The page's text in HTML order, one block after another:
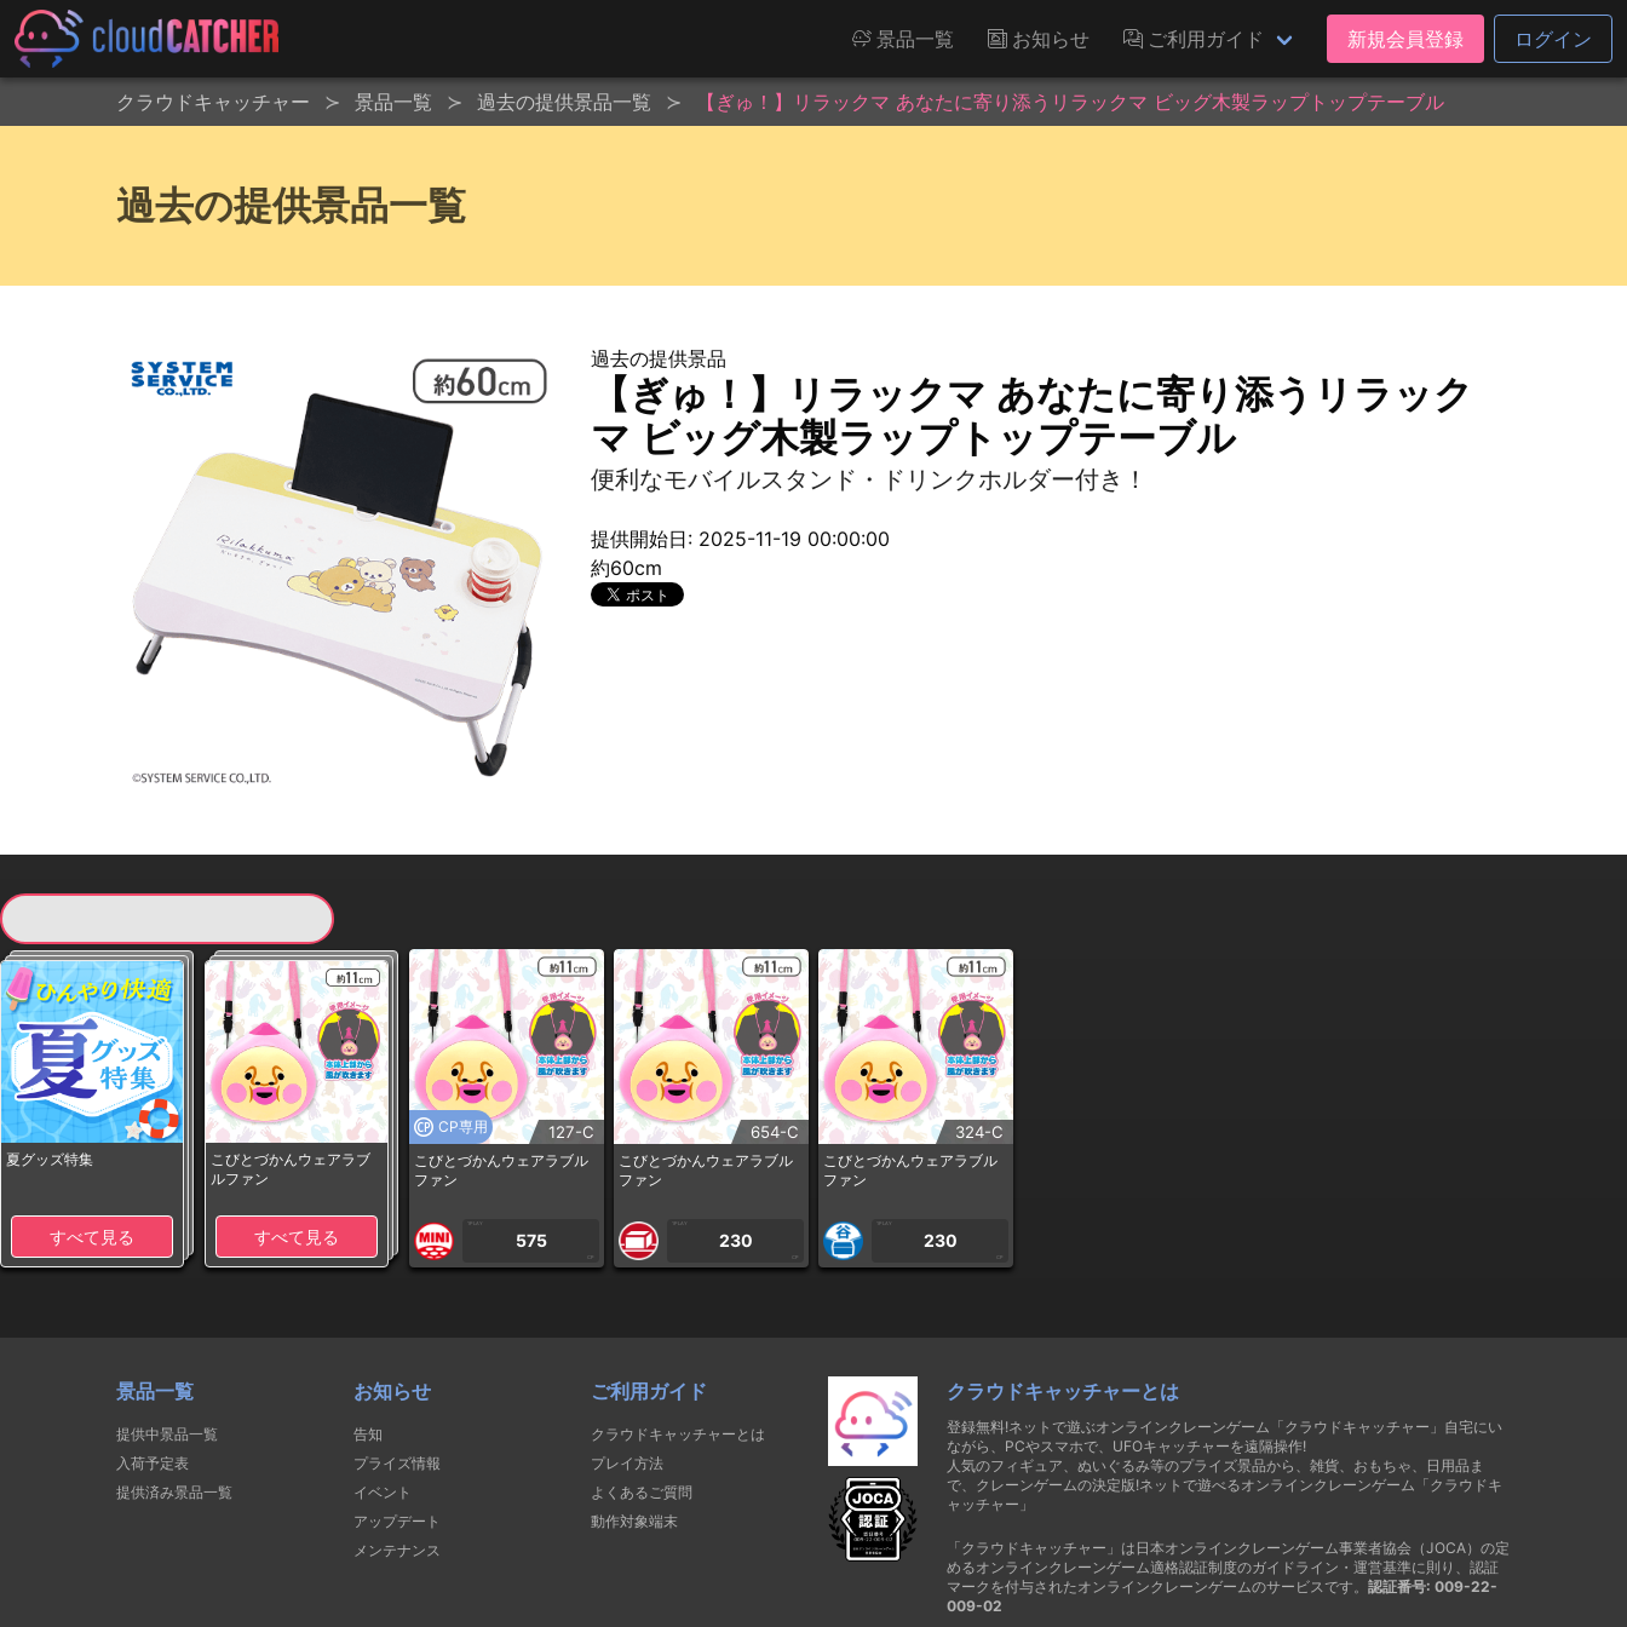
景品一覧 お知らせ ご利用ガイド 新規会員登録 ログイン
クラウドキャッチャー 景品一覧 過去の提供景品一覧 【ぎゅ！】リラックマ あなたに寄り添うリラックマ ビッグ木製ラップトップテーブル
過去の提供景品一覧
過去の提供景品
【ぎゅ！】リラックマ あなたに寄り添うリラック
マ ビッグ木製ラップトップテーブル
便利なモバイルスタンド・ドリンクホルダー付き！
提供開始日: 2025-11-19 00:00:00
約60cm
夏グッズ特集
すべて見る
こびとづかんウェアラブ
ルファン
すべて見る
CP専用 127-C
こびとづかんウェアラブル
ファン
1PLAY
575
CP
654-C
こびとづかんウェアラブル
ファン
1PLAY
230
CP
324-C
こびとづかんウェアラブル
ファン
1PLAY
230
CP
景品一覧
提供中景品一覧
入荷予定表
提供済み景品一覧
お知らせ
告知
プライズ情報
イベント
アップデート
メンテナンス
ご利用ガイド
クラウドキャッチャーとは
プレイ方法
よくあるご質問
動作対象端末
クラウドキャッチャーとは
登録無料!ネットで遊ぶオンラインクレーンゲーム「クラウドキャッチャー」自宅にい
ながら、PCやスマホで、UFOキャッチャーを遠隔操作!
人気のフィギュア、ぬいぐるみ等のプライズ景品から、雑貨、おもちゃ、日用品ま
で、クレーンゲームの決定版!ネットで遊べるオンラインクレーンゲーム「クラウドキ
ャッチャー」
「クラウドキャッチャー」は日本オンラインクレーンゲーム事業者協会（JOCA）の定
めるオンラインクレーンゲーム適格認証制度のガイドライン・運営基準に則り、認証
マークを付与されたオンラインクレーンゲームのサービスです。 認証番号: 009-22-
009-02